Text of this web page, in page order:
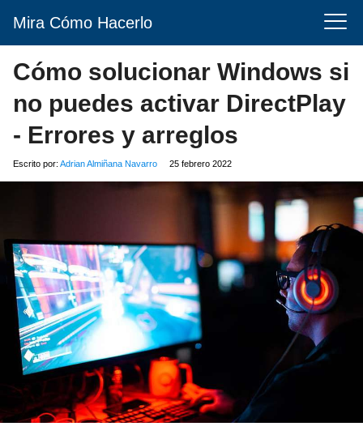
Mira Cómo Hacerlo
Cómo solucionar Windows si
no puedes activar DirectPlay
- Errores y arreglos
Escrito por: Adrian Almiñana Navarro 25 febrero 2022